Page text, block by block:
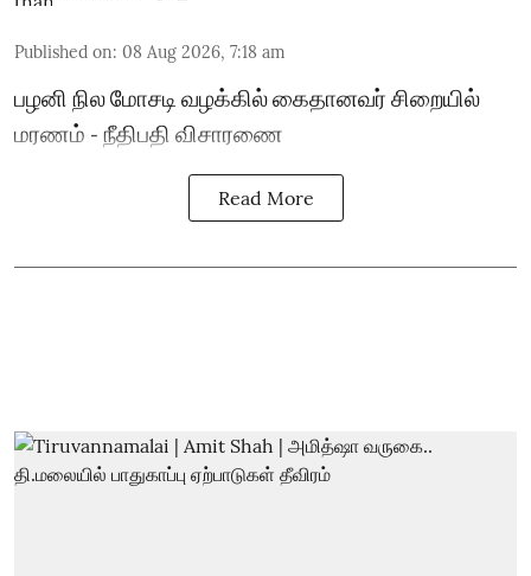
Published on: 08 Aug 2026, 7:18 am
பழனி நில மோசடி வழக்கில் கைதானவர் சிறையில்
மரணம் - நீதிபதி விசாரணை
Read More